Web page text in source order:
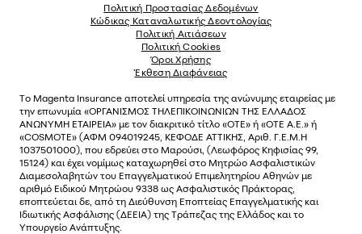
Πολιτική Προστασίας Δεδομένων
Κώδικας Καταναλωτικής Δεοντολογίας
Πολιτική Αιτιάσεων
Πολιτική Cookies
Όροι Χρήσης
Έκθεση Διαφάνειας
Το Magenta Insurance αποτελεί υπηρεσία της ανώνυµης εταιρείας µε
την επωνυµία «ΟΡΓΑΝΙΣΜΟΣ ΤΗΛΕΠΙΚΟΙΝΩΝΙΩΝ ΤΗΣ ΕΛΛΑΔΟΣ
ΑΝΩΝΥΜΗ ΕΤΑΙΡΕΙΑ» µε τον διακριτικό τίτλο «OTE» ή «ΟΤΕ Α.Ε.» ή
«COSMOTE» (ΑΦΜ 094019245, ΚΕΦΟΔΕ ΑΤΤΙΚΗΣ, Αριθ. Γ.Ε.Μ.Η
1037501000), που εδρεύει στο Μαρούσι, (Λεωφόρος Κηφισίας 99,
15124) και έχει νοµίµως καταχωρηθεί στο Μητρώο Ασφαλιστικών
Διαµεσολαβητών του Επαγγελµατικού Επιµελητηρίου Αθηνών µε
αριθµό Ειδικού Μητρώου 9338 ως Ασφαλιστικός Πράκτορας,
εποπτεύεται δε, από τη Διεύθυνση Εποπτείας Επαγγελματικής και
Ιδιωτικής Ασφάλισης (ΔΕΕΙΑ) της Τράπεζας της Ελλάδος και το
Υπουργείο Ανάπτυξης.